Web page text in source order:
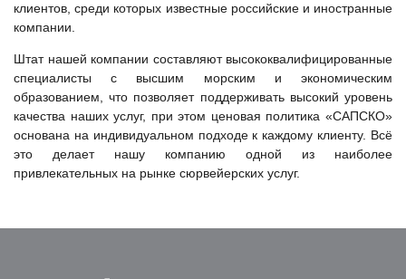
клиентов, среди которых известные российские и иностранные
компании.
Штат нашей компании составляют высококвалифицированные
специалисты с высшим морским и экономическим
образованием, что позволяет поддерживать высокий уровень
качества наших услуг, при этом ценовая политика «САПСКО»
основана на индивидуальном подходе к каждому клиенту. Всё
это делает нашу компанию одной из наиболее
привлекательных на рынке сюрвейерских услуг.